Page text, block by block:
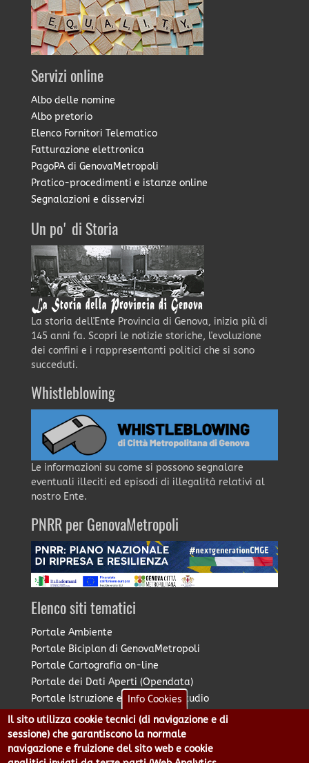
Servizi online
Albo delle nomine
Albo pretorio
Elenco Fornitori Telematico
Fatturazione elettronica
PagoPA di GenovaMetropoli
Pratico-procedimenti e istanze online
Segnalazioni e disservizi
Un po' di Storia
La storia dell'Ente Provincia di Genova, inizia più di
145 anni fa. Scopri le notizie storiche, l'evoluzione
dei confini e i rappresentanti politici che si sono
succeduti.
Whistleblowing
Le informazioni su come si possono segnalare
eventuali illeciti ed episodi di illegalità relativi al
nostro Ente.
PNRR per GenovaMetropoli
Elenco siti tematici
Portale Ambiente
Portale Biciplan di GenovaMetropoli
Portale Cartografia on-line
Portale dei Dati Aperti (Opendata)
Portale Istruzione e Diritto allo Studio
Portale Marketing Territoriale
Portale Piano Strategico Metropolitano
Portale PUMS di GenovaMetropoli
Info Cookies
Il sito utilizza cookie tecnici (di navigazione e di
sessione) che garantiscono la normale
navigazione e fruizione del sito web e cookie